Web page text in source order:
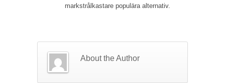
markstrålkastare populära alternativ.
About the Author